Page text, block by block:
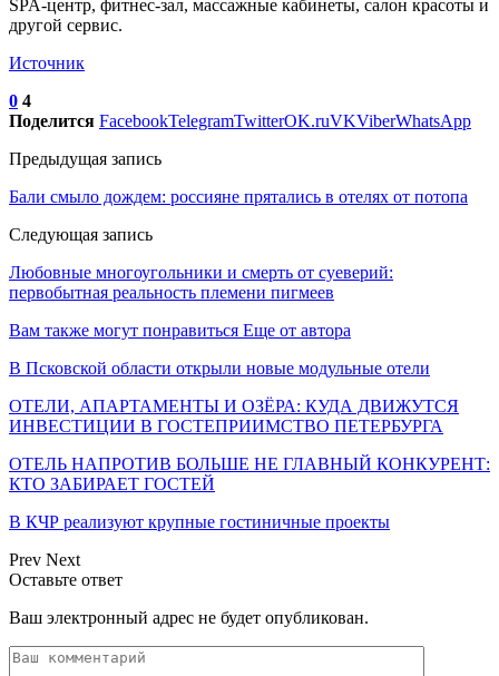
SPA-центр, фитнес-зал, массажные кабинеты, салон красоты и
другой сервис.
Источник
0 4
Поделится FacebookTelegramTwitterOK.ruVKViberWhatsApp
Предыдущая запись
Бали смыло дождем: россияне прятались в отелях от потопа
Следующая запись
Любовные многоугольники и смерть от суеверий:
первобытная реальность племени пигмеев
Вам также могут понравиться Еще от автора
В Псковской области открыли новые модульные отели
ОТЕЛИ, АПАРТАМЕНТЫ И ОЗЁРА: КУДА ДВИЖУТСЯ
ИНВЕСТИЦИИ В ГОСТЕПРИИМСТВО ПЕТЕРБУРГА
ОТЕЛЬ НАПРОТИВ БОЛЬШЕ НЕ ГЛАВНЫЙ КОНКУРЕНТ:
КТО ЗАБИРАЕТ ГОСТЕЙ
В КЧР реализуют крупные гостиничные проекты
Prev Next
Оставьте ответ
Ваш электронный адрес не будет опубликован.